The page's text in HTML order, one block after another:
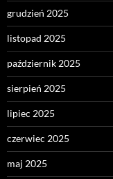
grudzień 2025
listopad 2025
październik 2025
sierpień 2025
lipiec 2025
czerwiec 2025
maj 2025